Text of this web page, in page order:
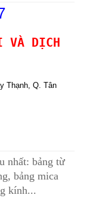
VÀ DỊCH
Thạnh, Q. Tân
nhất: bảng từ
, bảng mica
kính...